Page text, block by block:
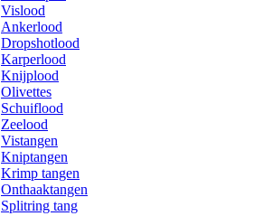
Vislood
Ankerlood
Dropshotlood
Karperlood
Knijplood
Olivettes
Schuiflood
Zeelood
Vistangen
Kniptangen
Krimp tangen
Onthaaktangen
Splitring tang